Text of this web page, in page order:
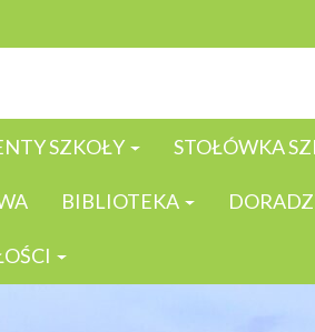
SZKOŁY STOŁÓWKA
BIBLIOTEKA